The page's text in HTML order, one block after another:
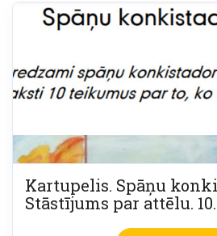
Kartupelis. Spāņu
Stāstījums par attēlu.